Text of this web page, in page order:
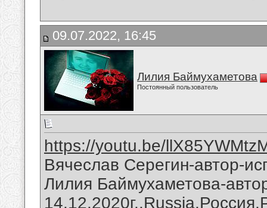
09.07.2022, 16:45
Лилия Баймухаметова
Постоянный пользователь
https://youtu.be/
Вячеслав Серегин-автор-
Лилия Баймухаметова-